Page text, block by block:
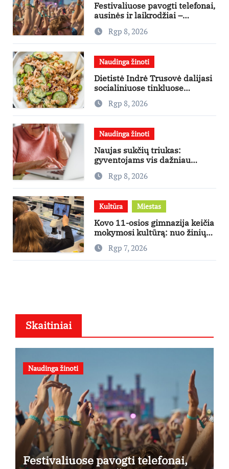
Festivaliuose pavogti telefonai,
ausinės ir laikrodžiai –
ekspertai primena apie
didžiausias finansines rizikas
Rgp 8, 2026
Naudinga žinoti
Dietistė Indrė Trusovė dalijasi
socialiniuose tinkluose
išpopuliarėjusiu lašišos salotų
receptuRgp 8, 2026
Naudinga žinoti
Naujas sukčių triukas:
gyventojams vis dažniau
skambina per „Viber“
Rgp 8, 2026
Kultūra Miestas
Kovo 11-osios gimnazija keičia
mokymosi kultūrą: nuo žinių
kaupimo – prie jų supratimo ir
taikymo
Rgp 7, 2026
Skaitiniai
Naudinga žinoti
Festivaliuose pavogti telefonai,